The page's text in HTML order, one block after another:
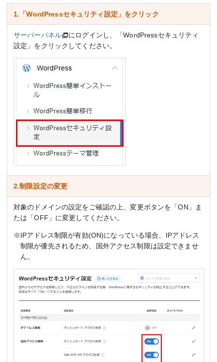
1.「WordPressセキュリティ設定」をクリック
サーバーパネル
にログインし、「WordPressセキュリティ
設定」をクリックしてください。
2.制限設定の変更
対象のドメインの設定をご確認の上、変更ボタンを「ON」ま
たは「OFF」に変更してください。
※IPアドレス制限が有効(ON)になっている場合、IPアドレス
制限が優先されるため、国外アクセス制限は設定できませ
ん。